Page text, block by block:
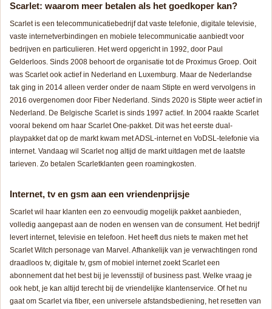
Scarlet: waarom meer betalen als het goedkoper kan?
Scarlet is een telecommunicatiebedrijf dat vaste telefonie, digitale televisie,
vaste internetverbindingen en mobiele telecommunicatie aanbiedt voor
bedrijven en particulieren. Het werd opgericht in 1992, door Paul
Gelderloos. Sinds 2008 behoort de organisatie tot de Proximus Groep. Ooit
was Scarlet ook actief in Nederland en Luxemburg. Maar de Nederlandse
tak ging in 2014 alleen verder onder de naam Stipte en werd vervolgens in
2016 overgenomen door Fiber Nederland. Sinds 2020 is Stipte weer actief in
Nederland. De Belgische Scarlet is sinds 1997 actief. In 2004 raakte Scarlet
vooral bekend om haar Scarlet One-pakket. Dit was het eerste dual-
playpakket dat op de markt kwam met ADSL-internet en VoDSL-telefonie via
internet. Vandaag wil Scarlet nog altijd de markt uitdagen met de laatste
tarieven. Zo betalen Scarletklanten geen roamingkosten.
Internet, tv en gsm aan een vriendenprijsje
Scarlet wil haar klanten een zo eenvoudig mogelijk pakket aanbieden,
volledig aangepast aan de noden en wensen van de consument. Het bedrijf
levert internet, televisie en telefoon. Het heeft dus niets te maken met het
Scarlet Witch personage van Marvel. Afhankelijk van je verwachtingen rond
draadloos tv, digitale tv, gsm of mobiel internet zoekt Scarlet een
abonnement dat het best bij je levensstijl of business past. Welke vraag je
ook hebt, je kan altijd terecht bij de vriendelijke klantenservice. Of het nu
gaat om Scarlet via fiber, een universele afstandsbediening, het resetten van